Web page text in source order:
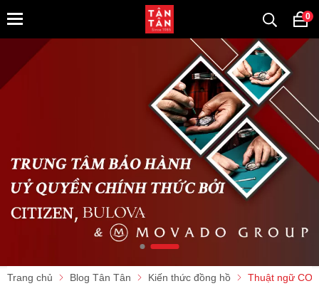
0
Trang chủ Blog Tân Tân Kiến thức đồng hồ Thuật ngữ